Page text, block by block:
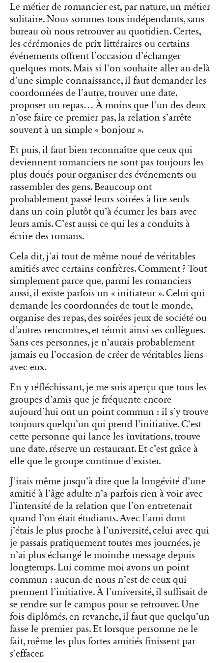
Le métier de romancier est, par nature, un métier
solitaire. Nous sommes tous indépendants, sans
bureau où nous retrouver au quotidien. Certes,
les cérémonies de prix littéraires ou certains
événements offrent l’occasion d’échanger
quelques mots. Mais si l’on souhaite aller au-delà
d’une simple connaissance, il faut demander les
coordonnées de l’autre, trouver une date,
proposer un repas… À moins que l’un des deux
n’ose faire ce premier pas, la relation s’arrête
souvent à un simple « bonjour ».
Et puis, il faut bien reconnaître que ceux qui
deviennent romanciers ne sont pas toujours les
plus doués pour organiser des événements ou
rassembler des gens. Beaucoup ont
probablement passé leurs soirées à lire seuls
dans un coin plutôt qu’à écumer les bars avec
leurs amis. C’est aussi ce qui les a conduits à
écrire des romans.
Cela dit, j’ai tout de même noué de véritables
amitiés avec certains confrères. Comment ? Tout
simplement parce que, parmi les romanciers
aussi, il existe parfois un « initiateur ». Celui qui
demande les coordonnées de tout le monde,
organise des repas, des soirées jeux de société ou
d’autres rencontres, et réunit ainsi ses collègues.
Sans ces personnes, je n’aurais probablement
jamais eu l’occasion de créer de véritables liens
avec eux.
En y réfléchissant, je me suis aperçu que tous les
groupes d’amis que je fréquente encore
aujourd’hui ont un point commun : il s’y trouve
toujours quelqu’un qui prend l’initiative. C’est
cette personne qui lance les invitations, trouve
une date, réserve un restaurant. Et c’est grâce à
elle que le groupe continue d’exister.
J’irais même jusqu’à dire que la longévité d’une
amitié à l’âge adulte n’a parfois rien à voir avec
l’intensité de la relation que l’on entretenait
quand l’on était étudiants. Avec l’ami dont
j’étais le plus proche à l’université, celui avec qui
je passais pratiquement toutes mes journées, je
n’ai plus échangé le moindre message depuis
longtemps. Lui comme moi avons un point
commun : aucun de nous n’est de ceux qui
prennent l’initiative. À l’université, il suffisait de
se rendre sur le campus pour se retrouver. Une
fois diplômés, en revanche, il faut que quelqu’un
fasse le premier pas. Et lorsque personne ne le
fait, même les plus fortes amitiés finissent par
s’effacer.